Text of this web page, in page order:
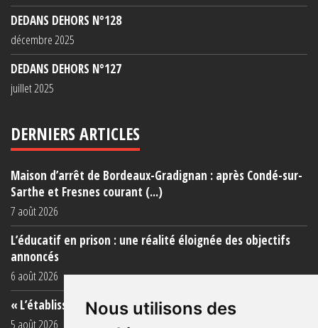
Nous utilisons des
DEDANS DEHORS N°128
décembre 2025
DEDANS DEHORS N°127
juillet 2025
DERNIERS ARTICLES
Maison d’arrêt de Bordeaux-Gradignan : après Condé-sur-
Sarthe et Fresnes courant (...)
7 août 2026
L’éducatif en prison : une réalité éloignée des objectifs
annoncés
6 août 2026
« L’établissement est une porcherie totale »
5 août 2026